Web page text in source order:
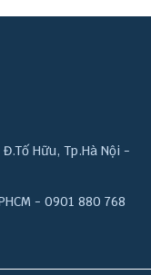
Hữu, Tp.Hà Nội -
- 0901 880 768